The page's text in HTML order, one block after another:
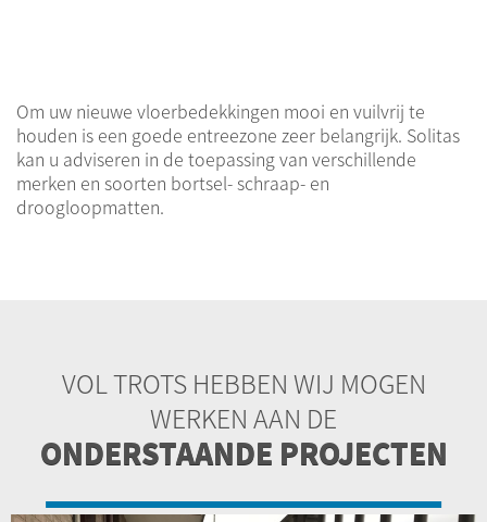
Om uw nieuwe vloerbedekkingen mooi en vuilvrij te
houden is een goede entreezone zeer belangrijk. Solitas
kan u adviseren in de toepassing van verschillende
merken en soorten bortsel- schraap- en
droogloopmatten.
VOL TROTS HEBBEN WIJ MOGEN
WERKEN AAN DE
ONDERSTAANDE PROJECTEN